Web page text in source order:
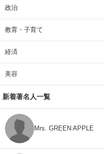
政治
教育・子育て
経済
美容
新着著名人一覧
Mrs. GREEN APPLE